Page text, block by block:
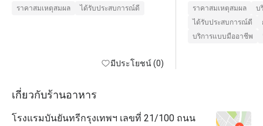
ราคาสมเหตุสมผล ได้รับประสบการณ์ดี
มีประโยชน์ (0)
ราคาสมเหตุสมผล
บ
ได้รับประสบการณ์ดี
บริการแบบมืออาชีพ
เกี่ยวกับร้านอาหาร
โรงแรมบันยันทรีกรุงเทพฯ เลขที่ 21/100 ถนน